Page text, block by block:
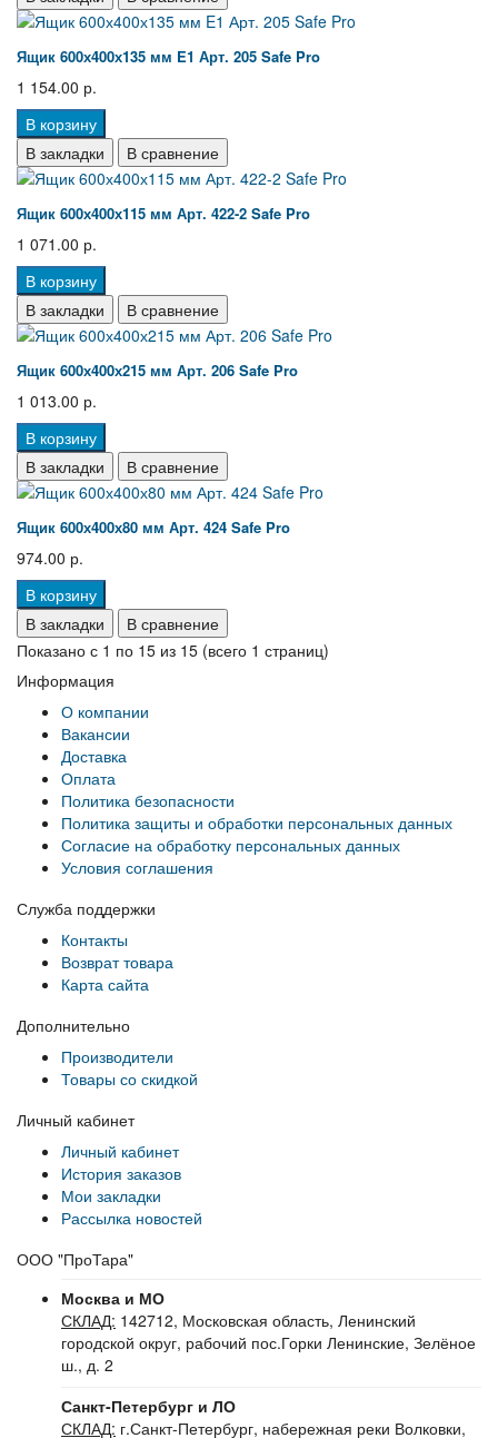
Ящик 600х400х135 мм E1 Арт. 205 Safe Pro
1 154.00 р.
В корзину
В закладки
В сравнение
Ящик 600х400х115 мм Арт. 422-2 Safe Pro
1 071.00 р.
В корзину
В закладки
В сравнение
Ящик 600х400х215 мм Арт. 206 Safe Pro
1 013.00 р.
В корзину
В закладки
В сравнение
Ящик 600х400х80 мм Арт. 424 Safe Pro
974.00 р.
В корзину
В закладки
В сравнение
Показано с 1 по 15 из 15 (всего 1 страниц)
Информация
О компании
Вакансии
Доставка
Оплата
Политика безопасности
Политика защиты и обработки персональных данных
Согласие на обработку персональных данных
Условия соглашения
Служба поддержки
Контакты
Возврат товара
Карта сайта
Дополнительно
Производители
Товары со скидкой
Личный кабинет
Личный кабинет
История заказов
Мои закладки
Рассылка новостей
ООО "ПроТара"
Москва и МО
СКЛАД: 142712, Московская область, Ленинский
городской округ, рабочий пос.Горки Ленинские, Зелёное
ш., д. 2
Санкт-Петербург и ЛО
СКЛАД: г.Санкт-Петербург, набережная реки Волковки,